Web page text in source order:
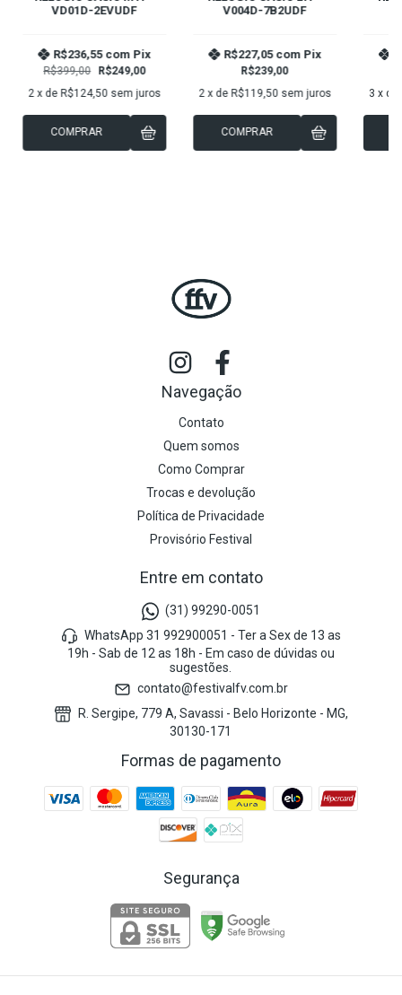
VD01D-2EVUDF
R$399,00 R$249,00
R$236,55 com Pix
2 x de R$124,50 sem juros
COMPRAR
V004D-7B2UDF
R$239,00
R$227,05 com Pix
2 x de R$119,50 sem juros
COMPRAR
3 x de
Navegação
Contato
Quem somos
Como Comprar
Trocas e devolução
Política de Privacidade
Provisório Festival
Entre em contato
(31) 99290-0051
WhatsApp 31 992900051 - Ter a Sex de 13 as
19h - Sab de 12 as 18h - Em caso de dúvidas ou
sugestões.
contato@festivalfv.com.br
R. Sergipe, 779 A, Savassi - Belo Horizonte - MG,
30130-171
Formas de pagamento
Segurança